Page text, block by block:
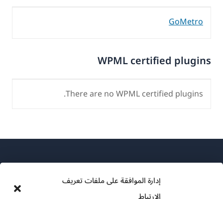
إدارة الموافقة على ملفات تعريف
GoMetro
WPML certified plugins
There are no WPML certified plugins.